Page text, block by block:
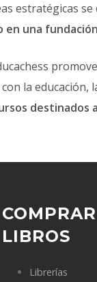
estratégicas se
en una
la educación,
destinados
COMPRAR
LIBROS
Librerías